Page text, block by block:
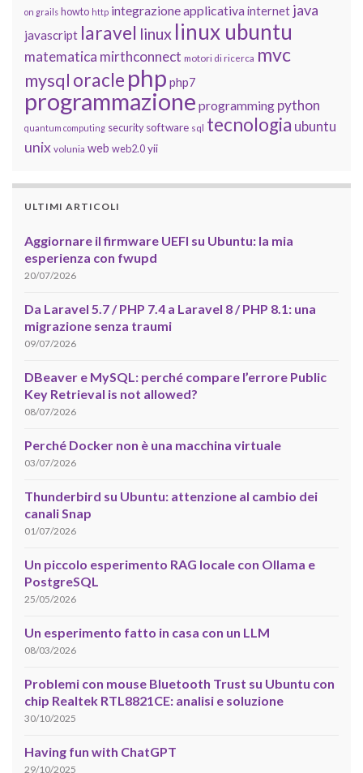
on grails howto http integrazione applicativainternet java
javascript laravel linux linux ubuntu
matematica mirthconnect motori di ricerca mvc
mysql oracle php php7
programmazione programming python
quantum computing security software sql tecnologia ubuntu
unix volunia web web2.0 yii
ULTIMI ARTICOLI
Aggiornare il firmware UEFI su Ubuntu: la mia
esperienza con fwupd
20/07/2026
Da Laravel 5.7 / PHP 7.4 a Laravel 8 / PHP 8.1: una
migrazione senza traumi
09/07/2026
DBeaver e MySQL: perché compare l’errore Public
Key Retrieval is not allowed?
08/07/2026
Perché Docker non è una macchina virtuale
03/07/2026
Thunderbird su Ubuntu: attenzione al cambio dei
canali Snap
01/07/2026
Un piccolo esperimento RAG locale con Ollama e
PostgreSQL
25/05/2026
Un esperimento fatto in casa con un LLM
08/03/2026
Problemi con mouse Bluetooth Trust su Ubuntu con
chip Realtek RTL8821CE: analisi e soluzione
30/10/2025
Having fun with ChatGPT
29/10/2025